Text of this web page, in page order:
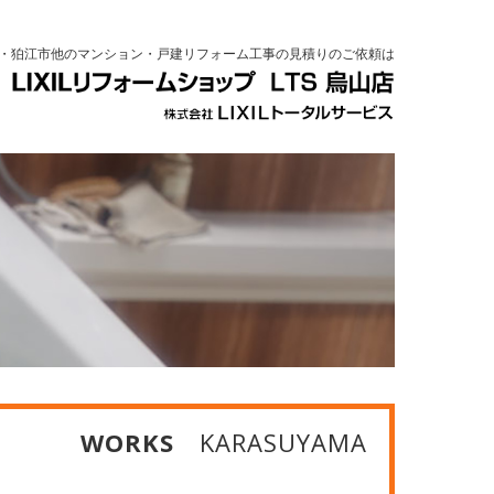
狛江市他のマンション・戸建リフォーム工事の見積りのご依頼は
WORKS KARASUYAMA